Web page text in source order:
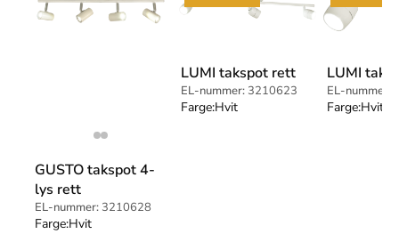
GUSTO takspot 4-
lys rett
EL-nummer: 3210628
Farge:Hvit
LUMI takspot rett
EL-nummer: 3210623
Farge:Hvit
LUMI
EL-nummer:
Farge:Hvit